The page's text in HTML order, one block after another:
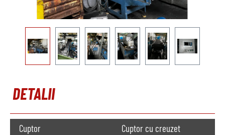
DETALII
Cuptor
Cuptor cu creuzet